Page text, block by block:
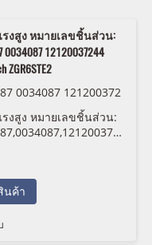
งสูง หมายเลขชิ้นส่วน:
0034087 12120037244
ZGR6STE2
0034087 121200372
Bosch ZGR6STE2
งสูง หมายเลขชิ้นส่วน:
นค้า